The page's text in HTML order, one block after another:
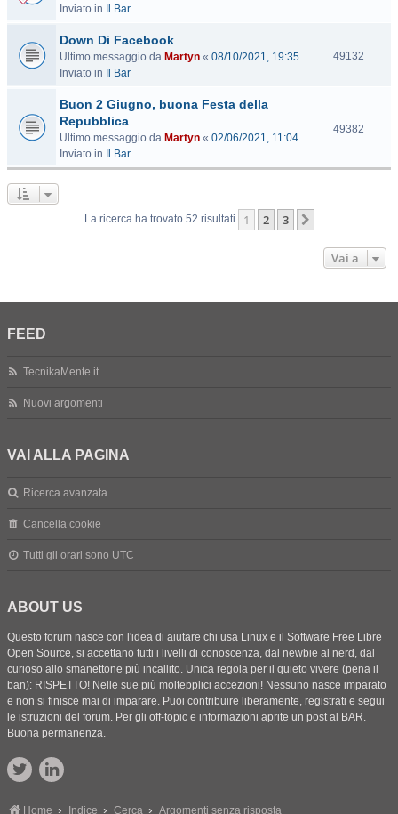
Inviato in
Il Bar
t
Down Di Facebook
Ultimo messaggio da Martyn « 08/10/2021, 19:35
Inviato in
Il Bar
49132V
e
Buon 2 Giugno, buona Festa della
Repubblica
Ultimo messaggio da Martyn « 02/06/2021, 11:04
Inviato in
Il Bar
49382V
La ricerca ha trovato 52 risultati
1 2 3
Vai a
FEED
TecnikaMente.it
Nuovi argomenti
VAI ALLA PAGINA
Ricerca avanzata
Cancella cookie
Tutti gli orari sono UTC
ABOUT US
Questo forum nasce con l'idea di aiutare chi usa Linux e il Software Free Libre
Open Source, si accettano tutti i livelli di conoscenza, dal newbie al nerd, dal
curioso allo smanettone più incallito. Unica regola per il quieto vivere (pena il
ban): RISPETTO! Nelle sue più moltepplici accezioni! Nessuno nasce imparato
e non si finisce mai di imparare. Puoi contribuire liberamente, registrati e segui
le istruzioni del forum. Per gli off-topic e informazioni aprite un post al BAR.
Buona permanenza.
Home Indice Cerca Argomenti senza risposta